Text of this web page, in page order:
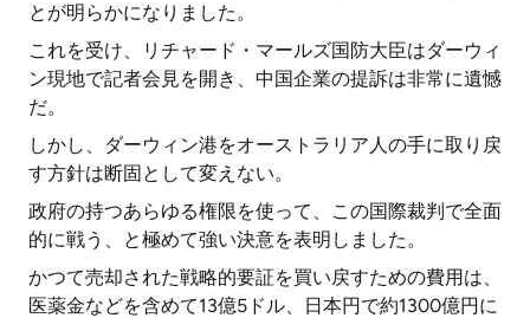
とが明らかになりました。
これを受け、リチャード・マールズ国防大臣はダーウィ
ン現地で記者会見を開き、中国企業の提訴は非常に遺憾
だ。
しかし、ダーウィン港をオーストラリア人の手に取り戻
す方針は断固として変えない。
政府の持つあらゆる権限を使って、この国際裁判で全面
的に戦う、と極めて強い決意を表明しました。
かつて売却された戦略的要証を買い戻すための費用は、
医薬金などを含めて13億5ドル、日本円で約1300億円に